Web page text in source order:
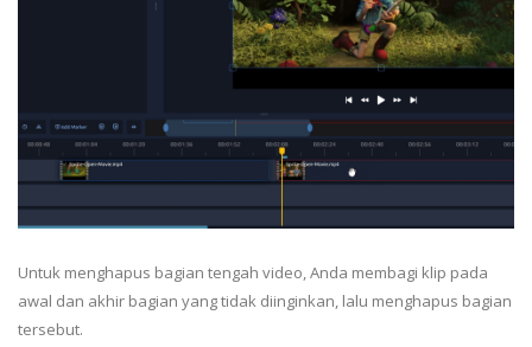
Untuk menghapus bagian tengah video, Anda membagi klip pada
awal dan akhir bagian yang tidak diinginkan, lalu menghapus bagian
tersebut.